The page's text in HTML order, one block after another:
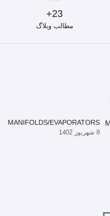
23+
مطالب وبلاگ
MANIFOLDS/EVAPORATORS
8 شهریور 1402